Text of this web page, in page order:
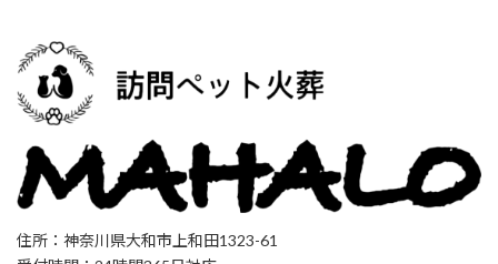
住所：神奈川県大和市上和田1323-61